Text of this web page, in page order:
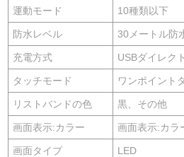
運動モード 10種類以下
防水レベル 30メートル防
充電方式 USBダイレク
タッチモード ワンポイント
リストバンドの色 黒、その他
画面表示:カラー 画面表示:カラ
画面タイプ LED